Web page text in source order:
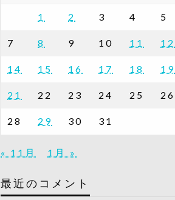
1 2 3 4 5
7 8 9 10 11 12
14 15 16 17 18 19
21 22 23 24 25 26
28 29 30 31
« 11月 1月 »
最近のコメント